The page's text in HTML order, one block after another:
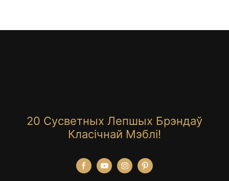
20 Сусветных Лепшых Брэндаў
Класічнай Мэблі!